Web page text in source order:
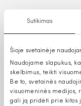
Sutikimas
Šioje svetainėje
Naudojame slapukus,
skelbimus, teikti
Be to, svetainės
visuomeninės medijos,
gali ją pridėti prie kitos